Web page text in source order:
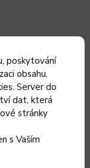
poskytování
obsahu,
Server do
dat, která
stránky
s Vaším